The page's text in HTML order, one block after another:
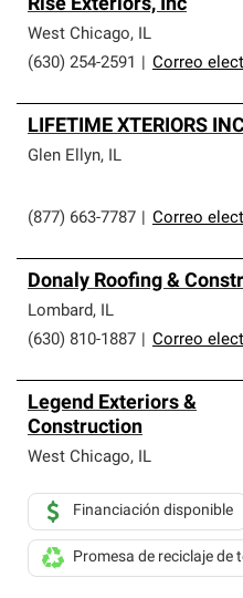
Rise Exteriors, Inc
West Chicago, IL
(630) 254-2591
Correo
LIFETIME XTERIORS
Glen Ellyn, IL
(877) 663-7787 Correo
Donaly Roofing &
Lombard, IL
(630) 810-1887
Correo
Legend Exteriors &
Construction
West Chicago, IL
Financiación disponible
Promesa de reciclaje de